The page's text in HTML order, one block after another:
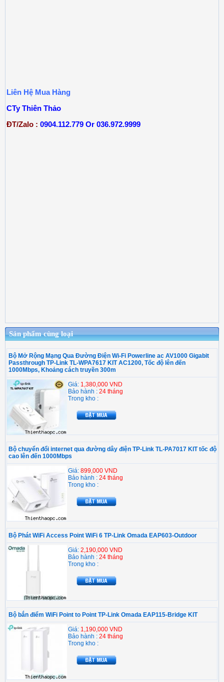
Liên Hệ Mua Hàng
CTy Thiên Thảo
ĐT/Zalo : 0904.112.779 Or 036.972.9999
Sản phẩm cùng loại
Bộ Mở Rộng Mạng Qua Đường Điện Wi-Fi Powerline ac AV1000 Gigabit
Passthrough TP-Link TL-WPA7617 KIT AC1200, Tốc độ lên đến
1000Mbps, Khoảng cách truyền 300m
Giá: 1,380,000 VND
Bảo hành : 24 tháng
Trong kho :
Bộ chuyển đổi internet qua đường dây điện TP-Link TL-PA7017 KIT tốc độ
cao lên đến 1000Mbps
Giá: 899,000 VND
Bảo hành : 24 tháng
Trong kho :
Bộ Phát WiFi Access Point WiFi 6 TP-Link Omada EAP603-Outdoor
Giá: 2,190,000 VND
Bảo hành : 24 tháng
Trong kho :
Bộ bắn điểm WiFi Point to Point TP-Link Omada EAP115-Bridge KIT
Giá: 1,190,000 VND
Bảo hành : 24 tháng
Trong kho :